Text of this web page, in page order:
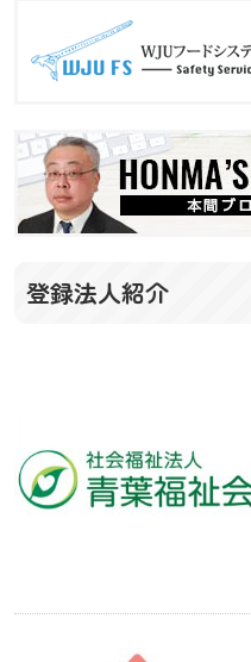
ー
ョ
ン
登録法人紹介